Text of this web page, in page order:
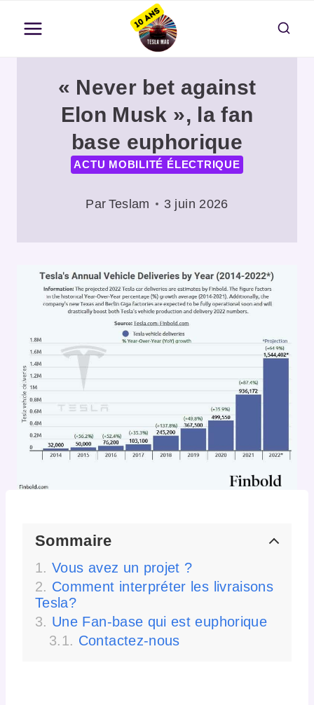
contenu
« Never bet against
Elon Musk », la fan
base euphorique
ACTU MOBILITÉ ÉLECTRIQUE
Par Teslam 3 juin 2026
Sommaire
Vous avez un projet ?
Comment interpréter les livraisons
Tesla?
Une Fan-base qui est euphorique
Contactez-nous